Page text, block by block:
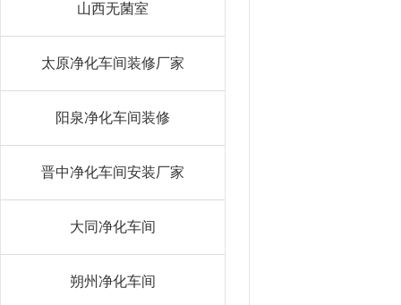
山西无菌室
太原净化车间装修厂家
阳泉净化车间装修
晋中净化车间安装厂家
大同净化车间
朔州净化车间